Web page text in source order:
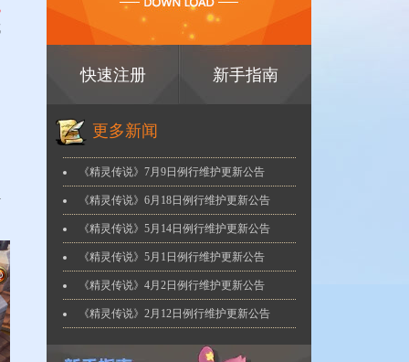
快速注册 新手指南
更多新闻
《精灵传说》7月9日例行维护更新公告
《精灵传说》6月18日例行维护更新公告
《精灵传说》5月14日例行维护更新公告
《精灵传说》5月1日例行维护更新公告
《精灵传说》4月2日例行维护更新公告
《精灵传说》2月12日例行维护更新公告